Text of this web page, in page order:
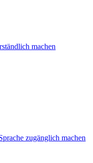
machen
zugänglich machen